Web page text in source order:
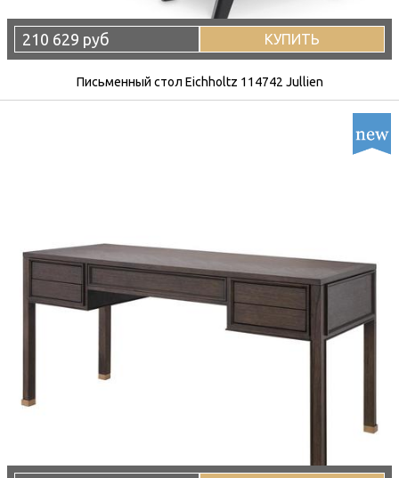
210 629 руб КУПИТЬ
Письменный стол Eichholtz 114742 Jullien